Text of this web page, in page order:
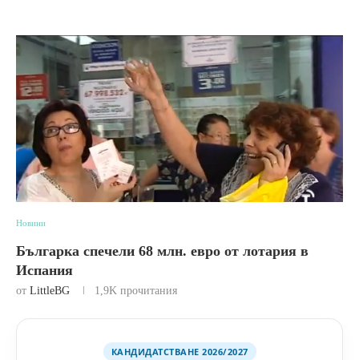
Новини
Българка спечели 68 млн. евро от лотария в
Испания
от LittleBG 1,9K прочитания
КАНДИДАТСТВАНЕ 2026/2027